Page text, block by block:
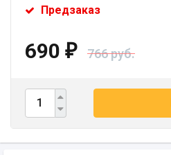
Предзаказ
690 ₽ 766 руб.